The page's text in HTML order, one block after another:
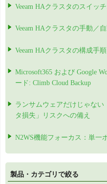
Veeam HAクラスタのスイッ
Veeam HAクラスタの手動／
Veeam HAクラスタの構成手
Microsoft365 および Google
ード: Climb Cloud Backup
ランサムウェアだけじゃない
タ損失」リスクへの備え
N2WS機能フォーカス：単一
製品・カテゴリで絞る